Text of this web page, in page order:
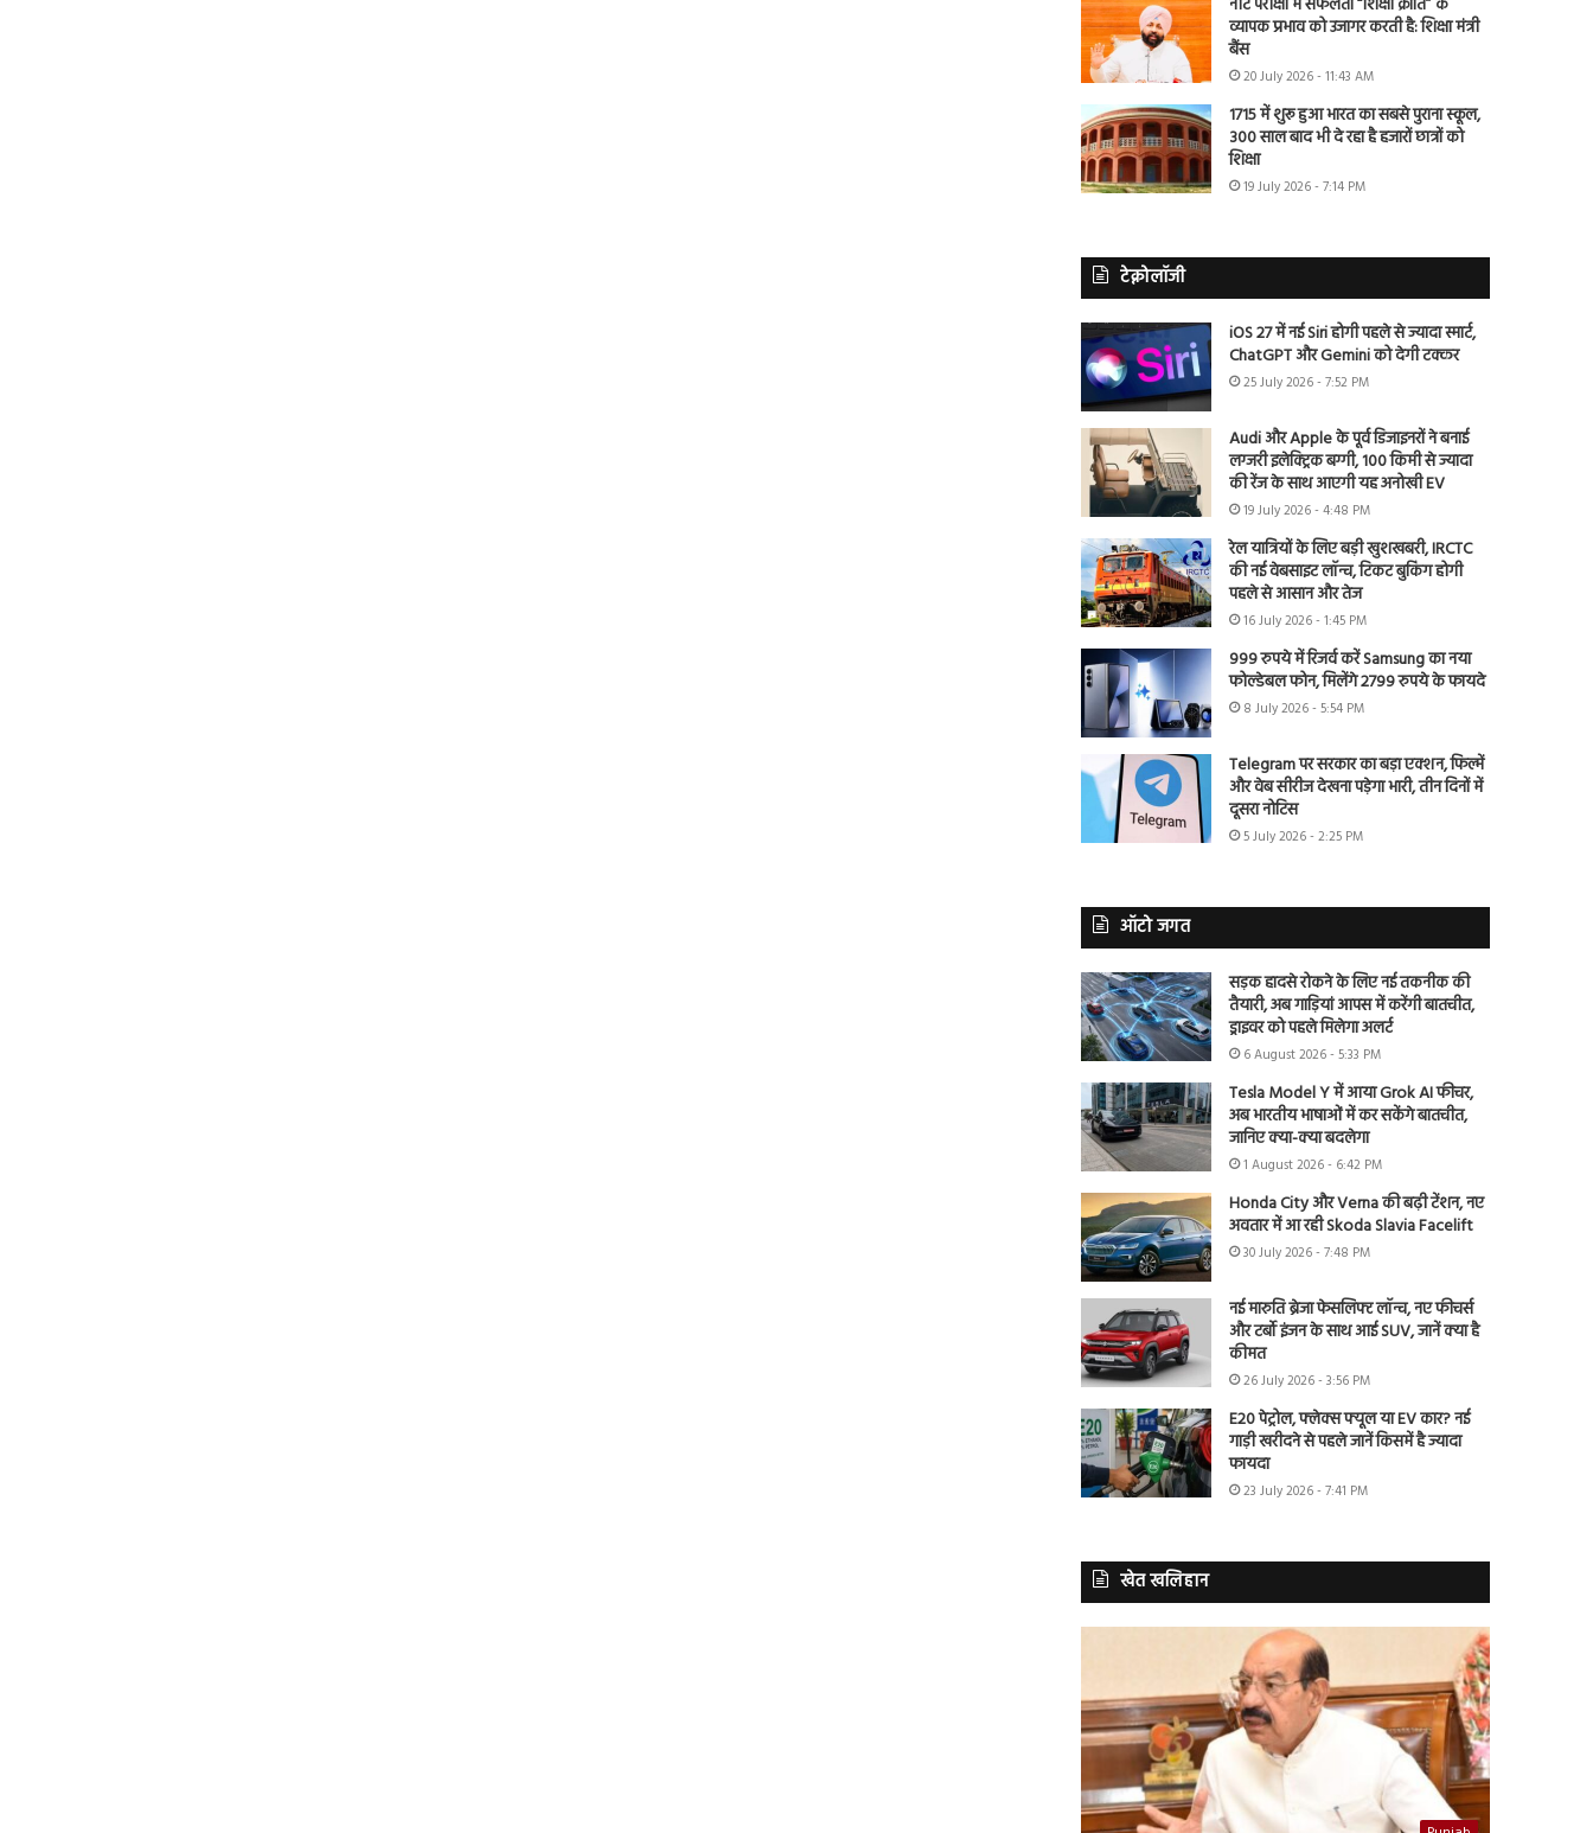
नीट परीक्षा में सफलता “शिक्षा क्रांति” के
व्यापक प्रभाव को उजागर करती है: शिक्षा मंत्री
बैंस
20 July 2026 - 11:43 AM
1715 में शुरू हुआ भारत का सबसे पुराना स्कूल,
300 साल बाद भी दे रहा है हजारों छात्रों को
शिक्षा
19 July 2026 - 7:14 PM
टेक्नोलॉजी
iOS 27 में नई Siri होगी पहले से ज्यादा स्मार्ट,
ChatGPT और Gemini को देगी टक्कर
25 July 2026 - 7:52 PM
Audi और Apple के पूर्व डिजाइनरों ने बनाई
लग्जरी इलेक्ट्रिक बग्गी, 100 किमी से ज्यादा
की रेंज के साथ आएगी यह अनोखी EV
19 July 2026 - 4:48 PM
रेल यात्रियों के लिए बड़ी खुशखबरी, IRCTC
की नई वेबसाइट लॉन्च, टिकट बुकिंग होगी
पहले से आसान और तेज
16 July 2026 - 1:45 PM
999 रुपये में रिजर्व करें Samsung का नया
फोल्डेबल फोन, मिलेंगे 2799 रुपये के फायदे
8 July 2026 - 5:54 PM
Telegram पर सरकार का बड़ा एक्शन, फिल्में
और वेब सीरीज देखना पड़ेगा भारी, तीन दिनों में
दूसरा नोटिस
5 July 2026 - 2:25 PM
ऑटो जगत
सड़क हादसे रोकने के लिए नई तकनीक की
तैयारी, अब गाड़ियां आपस में करेंगी बातचीत,
ड्राइवर को पहले मिलेगा अलर्ट
6 August 2026 - 5:33 PM
Tesla Model Y में आया Grok AI फीचर,
अब भारतीय भाषाओं में कर सकेंगे बातचीत,
जानिए क्या-क्या बदलेगा
1 August 2026 - 6:42 PM
Honda City और Verna की बढ़ी टेंशन, नए
अवतार में आ रही Skoda Slavia Facelift
30 July 2026 - 7:48 PM
नई मारुति ब्रेजा फेसलिफ्ट लॉन्च, नए फीचर्स
और टर्बो इंजन के साथ आई SUV, जानें क्या है
कीमत
26 July 2026 - 3:56 PM
E20 पेट्रोल, फ्लेक्स फ्यूल या EV कार? नई
गाड़ी खरीदने से पहले जानें किसमें है ज्यादा
फायदा
23 July 2026 - 7:41 PM
खेत खलिहान